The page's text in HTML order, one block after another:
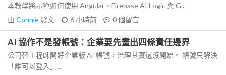
本教學將示範如何使用 Angular、Firebase AI Logic 與 G...
由 Connie發文 6 小時前 0個留言
AI 協作不是發帳號：企業要先畫出四條責任邊界
公司替工程師開好企業版 AI 帳號，治理其實還沒開始。 帳號只解決
「誰可以登入」...